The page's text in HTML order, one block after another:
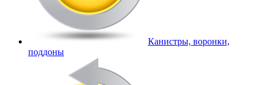
Канистры, воронки,
поддоны